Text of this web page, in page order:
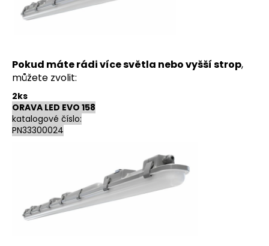
Pokud máte rádi více světla nebo vyšší strop,
můžete zvolit:
2ks
ORAVA LED EVO 158
katalogové číslo:
PN33300024